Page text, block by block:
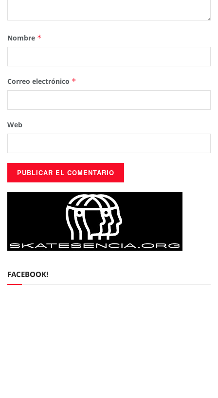
Nombre *
Correo electrónico *
Web
FACEBOOK!